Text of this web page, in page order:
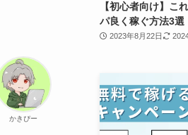
かきぴー
【初心者向け】こ
パ良く稼ぐ方法3選
2023年8月22日